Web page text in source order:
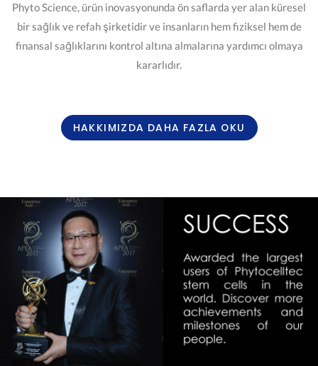
Phyto Science, ürün inovasyonunda ön saflarda yer alan küresel
bir sağlık ve refah şirketidir ve insanların hem fiziksel hem de
finansal sağlıklarını kontrol altına almalarına yardımcı olmaya
kararlıdır.
HAKKIMIZDA DAHA FAZLA OKU